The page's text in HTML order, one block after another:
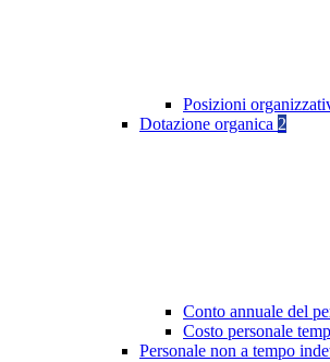
Posizioni
Dotazione organica 2
Conto annuale del
Costo personale
Personale non a tempo